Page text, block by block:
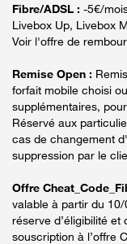
Fibre/ADSL : -5€/
Livebox Up, Livebox
Voir l'offre de
Remise Open :
forfait mobile choisi
supplémentaires,
Réservé aux
cas de changement
suppression par le
Offre
valable à partir du
réserve d’éligibilité et
souscription à l’offre